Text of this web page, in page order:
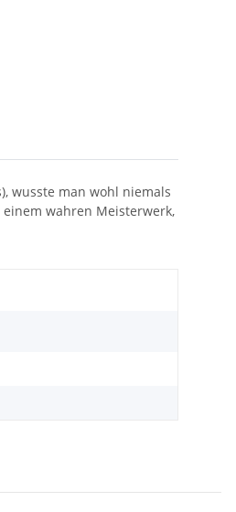
wusste man wohl niemals
wahren Meisterwerk,